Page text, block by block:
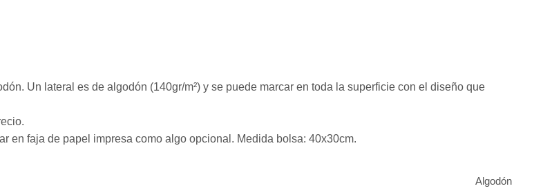
Un lateral es de algodón (140gr/m²) y se puede marcar en toda la superficie con el diseño que
en faja de papel impresa como algo opcional. Medida bolsa: 40x30cm.
Algodón